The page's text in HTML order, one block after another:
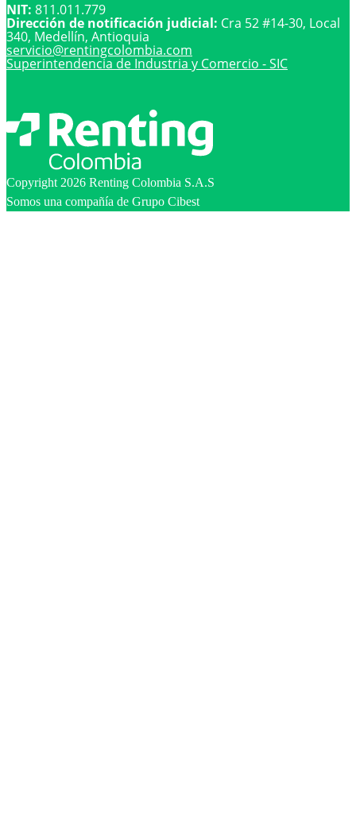
NIT: 811.011.779
Dirección de notificación judicial: Cra 52 #14-30, Local
340, Medellín, Antioquia
servicio@rentingcolombia.com
Superintendencia de Industria y Comercio - SIC
Copyright 2026 Renting Colombia S.A.S
Somos una compañía de Grupo Cibest